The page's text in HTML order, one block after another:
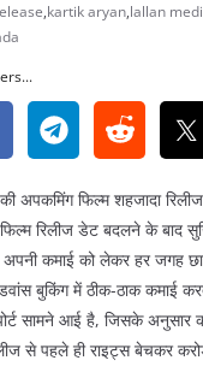
,kartik aryan,lallan
अपकमिंग फिल्म शहजादा
रिलीज डेट बदलने के बाद
कमाई को लेकर हर जगह
बुकिंग में ठीक-ठाक कमाई
सामने आई है, जिसके अनुसार
से पहले ही राइट्स बेचकर